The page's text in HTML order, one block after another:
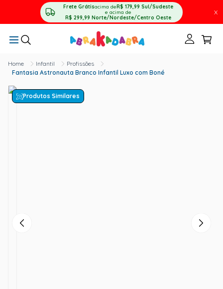
Frete Grátisacima deR$ 179,99 Sul/Sudeste
e acima de
R$ 299,99 Norte/Nordeste/Centro Oeste
X
Infantil
Profissões
Fantasia Astronauta Branco Infantil Luxo com Boné
Produtos Similares